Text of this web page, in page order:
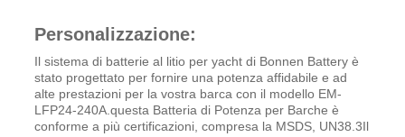
Personalizzazione:
Il sistema di batterie al litio per yacht di Bonnen Battery è
stato progettato per fornire una potenza affidabile e ad
alte prestazioni per la vostra barca con il modello EM-
LFP24-240A.questa Batteria di Potenza per Barche è
conforme a più certificazioni, compresa la MSDS, UN38.3Il